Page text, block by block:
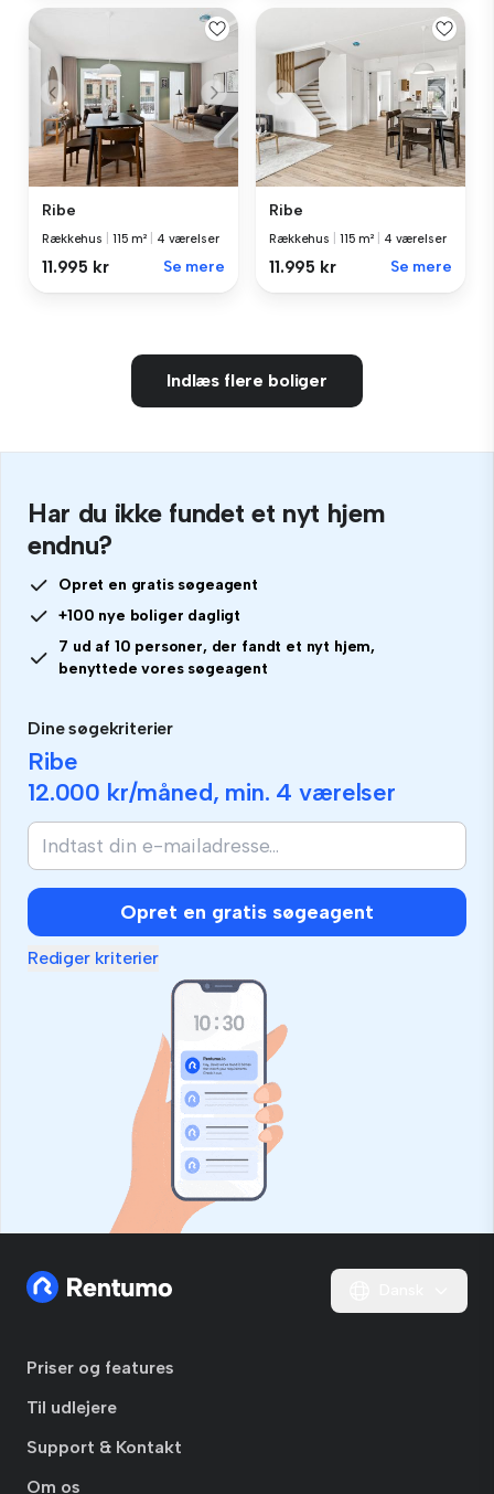
Ribe
Rækkehus 115 m² 4 værelser
11.995 kr Se mere
Ribe
Rækkehus 115 m² 4 værelser
11.995 kr Se mere
Indlæs flere boliger
Har du ikke fundet et nyt hjem
endnu?
Opret en gratis søgeagent
+100 nye boliger dagligt
7 ud af 10 personer, der fandt et nyt hjem,
benyttede vores søgeagent
Dine søgekriterier
Ribe
12.000 kr/måned, min. 4 værelser
Opret en gratis søgeagent
Rediger kriterier
Priser og features
Til udlejere
Support & Kontakt
Om os